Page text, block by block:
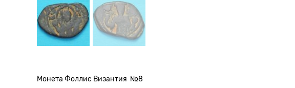
Монета Фоллис Византия №8